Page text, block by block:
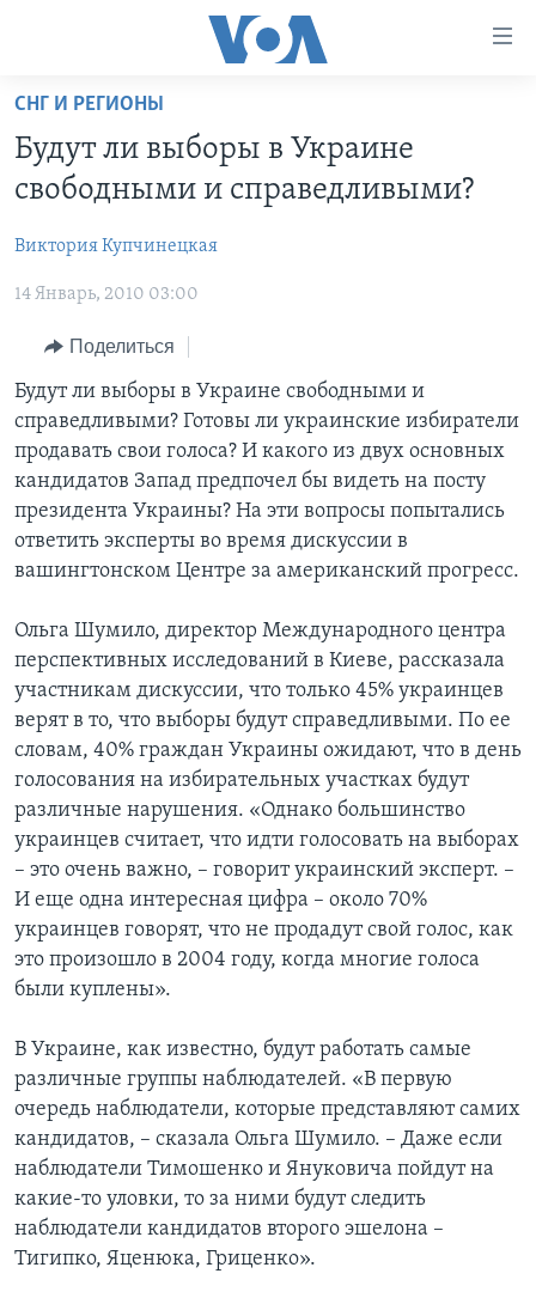
Перейти
основной
контент
навигации
Перейти
поиск
ПРОГРАММЫ
НОВОСТИ ЗА МИНУТУ
ИТОГИ
ПОЧЕМУ ЭТО ВАЖНО?
ДИСКУССИЯ VOA
ДЕТАЛИ
НЬЮ-ЙОРК NEW YORK
АМЕРИКА. БОЛЬШОЕ ПУТЕШЕСТВИЕ
УЧИМ АНГЛИЙСКИЙ
НАША АМЕРИКАНСКАЯ ИСТОРИЯ
А КАК В АМЕРИКЕ?
АРТЕФАКТЫ
АМЕРИКАНСКИЕ ГОРОДКИ
ТЕСТЫ
ЭКСПЕРТИЗА
ИНТЕРВЬЮ
ФАКТЫ ПРОТИВ ФЕЙКОВ
ЗА СВОБОДУ ПРЕССЫ
УЧИМ АНГЛИЙСКИЙ
ВИДЕО
ПОДПИСКА НА НОВОСТИ
Learning English
СОЦИАЛЬНЫЕ СЕТИ
Языки
СНГ И РЕГИОНЫ
Будут ли выборы в Украине
свободными и справедливыми?
Виктория Купчинецкая
14 Январь, 2010 03:00
Поделиться
Будут ли выборы в Украине свободными и
справедливыми? Готовы ли украинские избиратели
продавать свои голоса? И какого из двух основных
кандидатов Запад предпочел бы видеть на посту
президента Украины? На эти вопросы попытались
ответить эксперты во время дискуссии в
вашингтонском Центре за американский прогресс.
Ольга Шумило, директор Международного центра
перспективных исследований в Киеве, рассказала
участникам дискуссии, что только 45% украинцев
верят в то, что выборы будут справедливыми. По ее
словам, 40% граждан Украины ожидают, что в день
голосования на избирательных участках будут
различные нарушения. «Однако большинство
украинцев считает, что идти голосовать на выборах
– это очень важно, – говорит украинский эксперт. –
И еще одна интересная цифра – около 70%
украинцев говорят, что не продадут свой голос, как
это произошло в 2004 году, когда многие голоса
были куплены».
В Украине, как известно, будут работать самые
различные группы наблюдателей. «В первую
очередь наблюдатели, которые представляют самих
кандидатов, – сказала Ольга Шумило. – Даже если
наблюдатели Тимошенко и Януковича пойдут на
какие-то уловки, то за ними будут следить
наблюдатели кандидатов второго эшелона –
Тигипко, Яценюка, Гриценко».